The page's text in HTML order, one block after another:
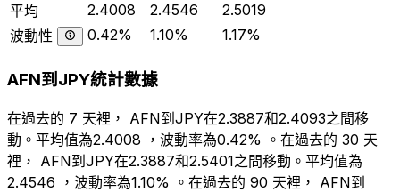
平均
2.4008 2.4546
2.5019
波動性
0.42% 1.10% 1.17%
AFN到JPY統計數據
在過去的 7 天裡， AFN到JPY在2.3887和2.4093之間移
動。平均值為2.4008 ，波動率為0.42% 。在過去的 30 天
裡， AFN到JPY在2.3887和2.5401之間移動。平均值為
2.4546 ，波動率為1.10% 。在過去的 90 天裡， AFN到